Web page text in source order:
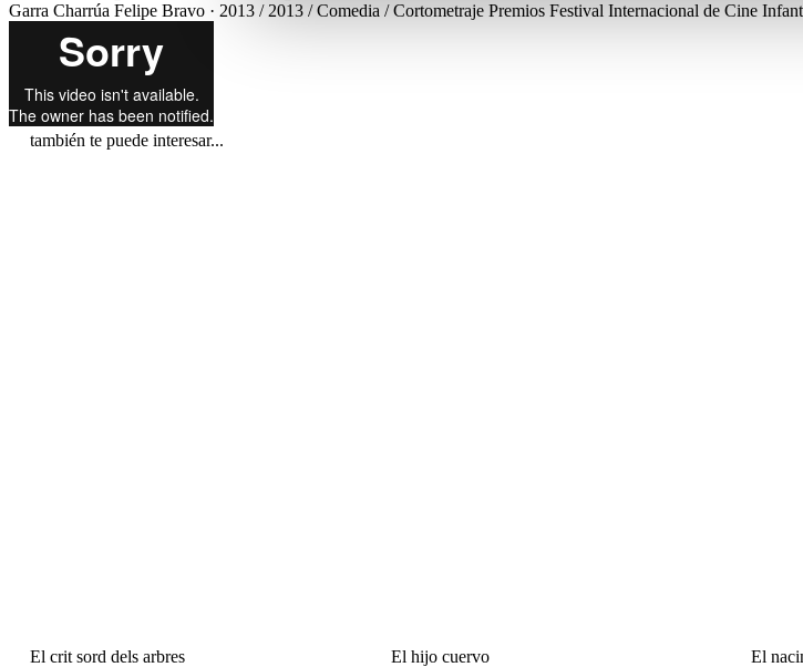
Garra Charrúa Felipe Bravo · 2013 / 2013 / Comedia / Cortometraje Premios Festival Internacional de Cine
también te puede interesar...
El crit sord dels arbres El hijo cuervo El